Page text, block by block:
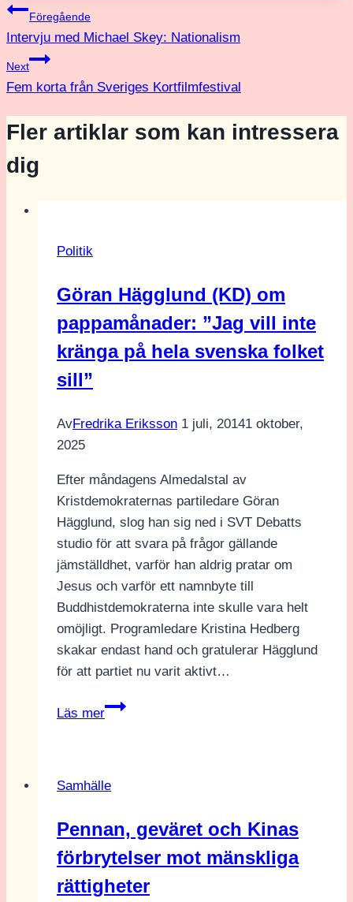
Inläggsnavigering
Föregående
Intervju med Michael Skey: Nationalism
Next
Fem korta från Sveriges Kortfilmfestival
Fler artiklar som kan intressera
dig
Politik
Göran Hägglund (KD) om
pappamånader: ”Jag vill inte
kränga på hela svenska folket
sill”
AvFredrika Eriksson 1 juli, 20141 oktober,
2025
Efter måndagens Almedalstal av
Kristdemokraternas partiledare Göran
Hägglund, slog han sig ned i SVT Debatts
studio för att svara på frågor gällande
jämställdhet, varför han aldrig pratar om
Jesus och varför ett namnbyte till
Buddhistdemokraterna inte skulle vara helt
omöjligt. Programledare Kristina Hedberg
skakar endast hand och gratulerar Hägglund
för att partiet nu varit aktivt…
Läs mer
Göran
pappamånader:
vill
inte
kränga
på
Samhälle
Pennan, geväret och Kinas
förbrytelser mot mänskliga
rättigheter